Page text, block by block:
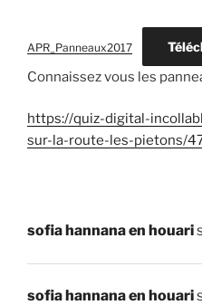
APR_Panneaux2017
Connaissez vous les
https://quiz-digital-
sur-la-route-les-pietons/
sofia hannana en houari
sofia hannana en houari